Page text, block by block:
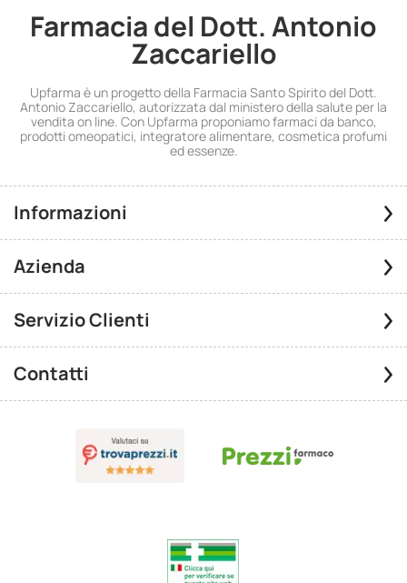
Farmacia del Dott. Antonio
Zaccariello
Upfarma è un progetto della Farmacia Santo Spirito del Dott.
Antonio Zaccariello, autorizzata dal ministero della salute per la
vendita on line. Con Upfarma proponiamo farmaci da banco,
prodotti omeopatici, integratore alimentare, cosmetica profumi
ed essenze.
Informazioni
Azienda
Servizio Clienti
Contatti